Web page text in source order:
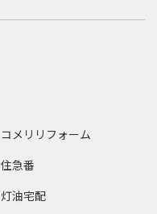
コメリリフォーム
住急番
灯油宅配